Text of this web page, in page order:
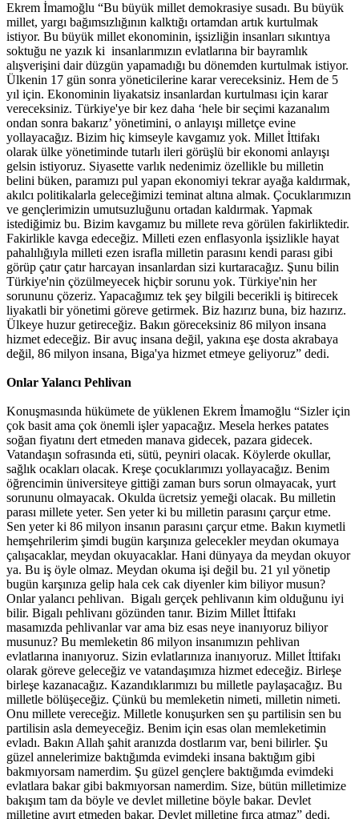
Ekrem İmamoğlu “Bu büyük millet demokrasiye susadı. Bu büyük
millet, yargı bağımsızlığının kalktığı ortamdan artık kurtulmak
istiyor. Bu büyük millet ekonominin, işsizliğin insanları sıkıntıya
soktuğu ne yazık ki insanlarımızın evlatlarına bir bayramlık
alışverişini dair düzgün yapamadığı bu dönemden kurtulmak istiyor.
Ülkenin 17 gün sonra yöneticilerine karar vereceksiniz. Hem de 5
yıl için. Ekonominin liyakatsiz insanlardan kurtulması için karar
vereceksiniz. Türkiye'ye bir kez daha ‘hele bir seçimi kazanalım
ondan sonra bakarız’ yönetimini, o anlayışı milletçe evine
yollayacağız. Bizim hiç kimseyle kavgamız yok. Millet İttifakı
olarak ülke yönetiminde tutarlı ileri görüşlü bir ekonomi anlayışı
gelsin istiyoruz. Siyasette varlık nedenimiz özellikle bu milletin
belini büken, paramızı pul yapan ekonomiyi tekrar ayağa kaldırmak,
akılcı politikalarla geleceğimizi teminat altına almak. Çocuklarımızın
ve gençlerimizin umutsuzluğunu ortadan kaldırmak. Yapmak
istediğimiz bu. Bizim kavgamız bu millete reva görülen fakirliktedir.
Fakirlikle kavga edeceğiz. Milleti ezen enflasyonla işsizlikle hayat
pahalılığıyla milleti ezen israfla milletin parasını kendi parası gibi
görüp çatır çatır harcayan insanlardan sizi kurtaracağız. Şunu bilin
Türkiye'nin çözülmeyecek hiçbir sorunu yok. Türkiye'nin her
sorununu çözeriz. Yapacağımız tek şey bilgili becerikli iş bitirecek
liyakatli bir yönetimi göreve getirmek. Biz hazırız buna, biz hazırız.
Ülkeye huzur getireceğiz. Bakın göreceksiniz 86 milyon insana
hizmet edeceğiz. Bir avuç insana değil, yakına eşe dosta akrabaya
değil, 86 milyon insana, Biga'ya hizmet etmeye geliyoruz” dedi.
Onlar Yalancı Pehlivan
Konuşmasında hükümete de yüklenen Ekrem İmamoğlu “Sizler için
çok basit ama çok önemli işler yapacağız. Mesela herkes patates
soğan fiyatını dert etmeden manava gidecek, pazara gidecek.
Vatandaşın sofrasında eti, sütü, peyniri olacak. Köylerde okullar,
sağlık ocakları olacak. Kreşe çocuklarımızı yollayacağız. Benim
öğrencimin üniversiteye gittiği zaman burs sorun olmayacak, yurt
sorununu olmayacak. Okulda ücretsiz yemeği olacak. Bu milletin
parası millete yeter. Sen yeter ki bu milletin parasını çarçur etme.
Sen yeter ki 86 milyon insanın parasını çarçur etme. Bakın kıymetli
hemşehrilerim şimdi bugün karşınıza gelecekler meydan okumaya
çalışacaklar, meydan okuyacaklar. Hani dünyaya da meydan okuyor
ya. Bu iş öyle olmaz. Meydan okuma işi değil bu. 21 yıl yönetip
bugün karşınıza gelip hala cek cak diyenler kim biliyor musun?
Onlar yalancı pehlivan. Bigalı gerçek pehlivanın kim olduğunu iyi
bilir. Bigalı pehlivanı gözünden tanır. Bizim Millet İttifakı
masamızda pehlivanlar var ama biz esas neye inanıyoruz biliyor
musunuz? Bu memleketin 86 milyon insanımızın pehlivan
evlatlarına inanıyoruz. Sizin evlatlarınıza inanıyoruz. Millet İttifakı
olarak göreve geleceğiz ve vatandaşımıza hizmet edeceğiz. Birleşe
birleşe kazanacağız. Kazandıklarımızı bu milletle paylaşacağız. Bu
milletle bölüşeceğiz. Çünkü bu memleketin nimeti, milletin nimeti.
Onu millete vereceğiz. Milletle konuşurken sen şu partilisin sen bu
partilisin asla demeyeceğiz. Benim için esas olan memleketimin
evladı. Bakın Allah şahit aranızda dostlarım var, beni bilirler. Şu
güzel annelerimize baktığımda evimdeki insana baktığım gibi
bakmıyorsam namerdim. Şu güzel gençlere baktığımda evimdeki
evlatlara bakar gibi bakmıyorsan namerdim. Size, bütün milletimize
bakışım tam da böyle ve devlet milletine böyle bakar. Devlet
milletine ayırt etmeden bakar. Devlet milletine fırça atmaz” dedi.